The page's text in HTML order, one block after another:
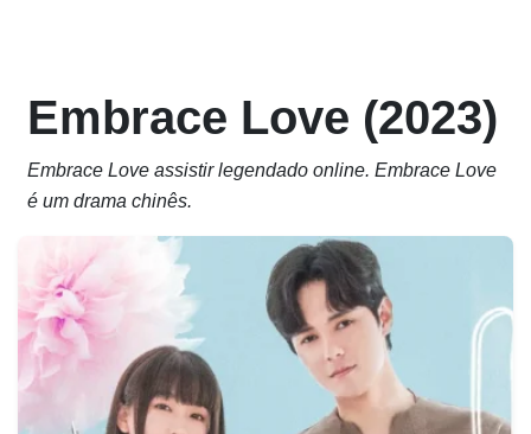
Embrace Love (2023)
Embrace Love assistir legendado online. Embrace Love
é um drama chinês.